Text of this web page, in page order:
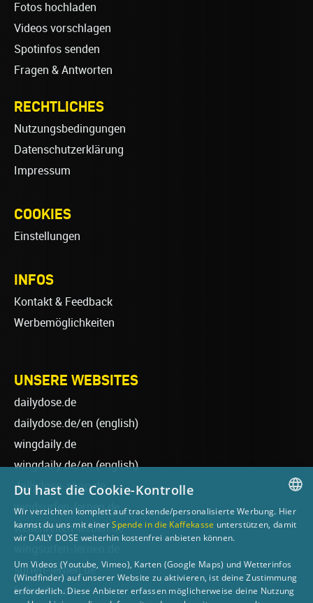
Fotos hochladen
Videos vorschlagen
Spotinfos senden
Fragen & Antworten
RECHTLICHES
Nutzungsbedingungen
Datenschutzerklärung
Impressum
COOKIES
Einstellungen
INFOS
Kontakt & Feedback
Werbemöglichkeiten
UNSERE WEBSITES
dailydose.de
dailydose.de/en (english)
wingdaily.de
wingdaily.de/en(english)
dailydose-shop.de
windsurfen-lernen.de
wellenreiten-lernen.de
surfen-lernen.de
foilsurfen.de
GERMAN
Du hast die Cookie-Kontrolle
Wir verzichten komplett auf trackende/personalisierte Werbung. Hier
kannst du uns mit einerSpende in die Kaffekasse unterstützen, damit
wir DAILY DOSE weiterhin kostenfrei anbieten können.
Um Videos (Youtube, Vimeo), Karten (Google Maps) und Wetterinfos
(Windfinder) auf unserer Website zu aktivieren, ist deine Zustimmung
erforderlich. Diese Anbieter erfassen möglicherweise deine Nutzung